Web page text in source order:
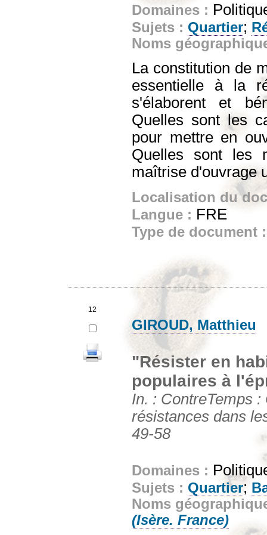
Domaines :
Sujets : Quartier;
Noms
La constitution de
essentielle à la
s'élaborent et
Quelles sont les
pour mettre en
Quelles sont les
maîtrise d'ouvrage
Localisation du
Langue : FRE
Type de document
12
GIROUD, Matthieu
"Résister en
populaires à
In. : ContreTemps
résistances dans
49-58
Domaines :
Sujets : Quartier;
Noms
(Isère. France)